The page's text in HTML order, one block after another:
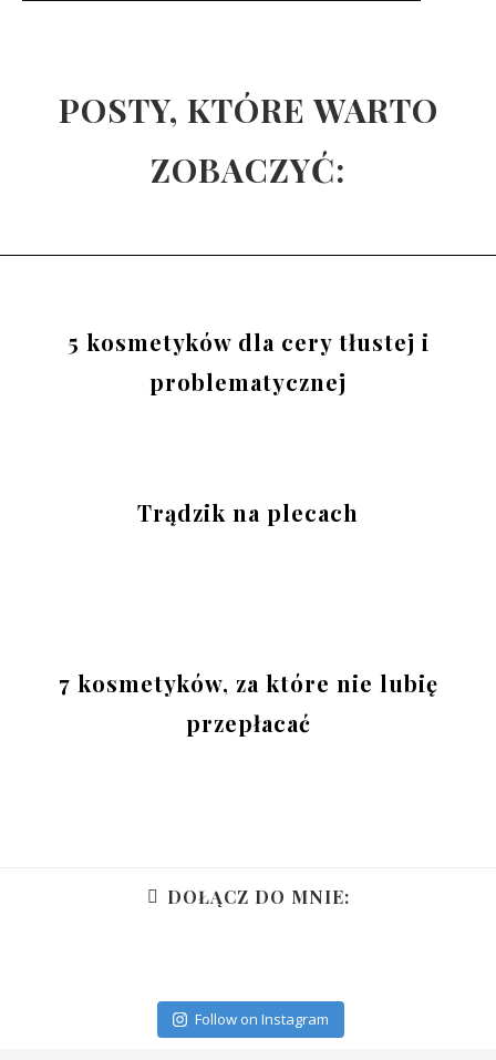
POSTY, KTÓRE WARTO
ZOBACZYĆ:
5 kosmetyków dla cery tłustej i
problematycznej
Trądzik na plecach
7 kosmetyków, za które nie lubię
przepłacać
DOŁĄCZ DO MNIE:
Follow on Instagram